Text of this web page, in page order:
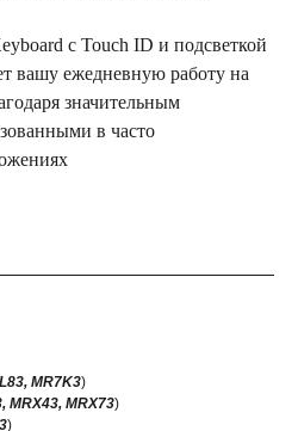
c Touch ID и подсветкой
вашу ежедневную работу на
значительным
в часто
MR7K3)
MRX43, MRX73)
)